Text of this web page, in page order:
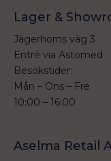
Lager &
Jägerhorns väg 3
Entré via Astomed
Besökstider:
Mån – Ons – Fre
10:00 – 16:00
Aselma Retail